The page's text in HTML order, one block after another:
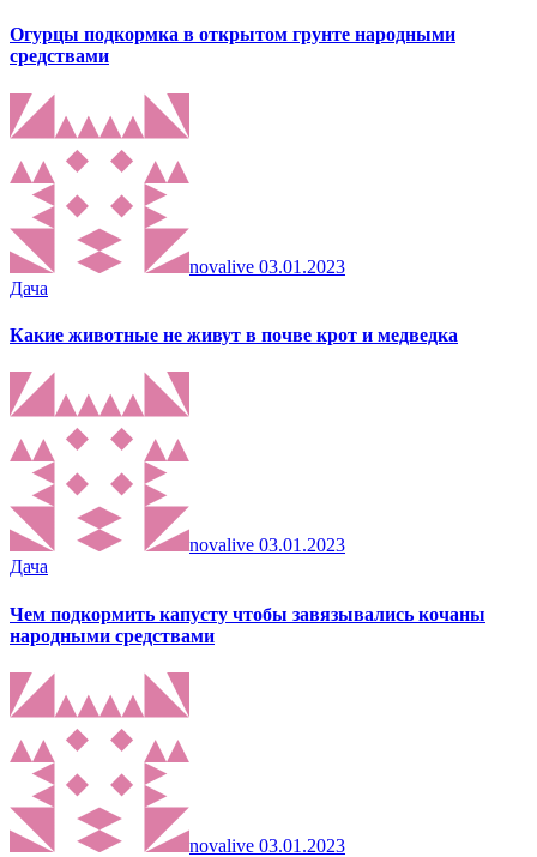
Огурцы подкормка в открытом грунте народными
средствами
novalive 03.01.2023
Дача
Какие животные не живут в почве крот и медведка
novalive 03.01.2023
Дача
Чем подкормить капусту чтобы завязывались кочаны
народными средствами
novalive 03.01.2023